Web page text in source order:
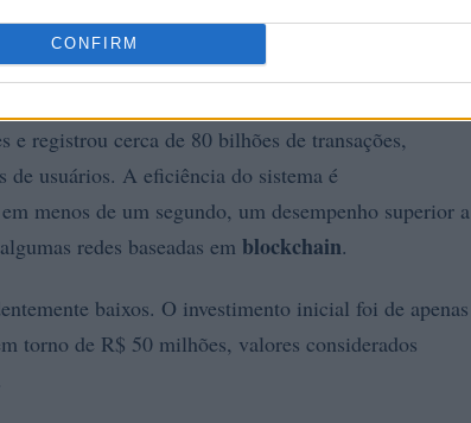
CONFIRM
registrou cerca de 80 bilhões de transações,
de usuários. A eficiência do sistema é
menos de um segundo, um desempenho superior a
redes baseadas em blockchain.
baixos. O investimento inicial foi de apenas
torno de R$ 50 milhões, valores considerados